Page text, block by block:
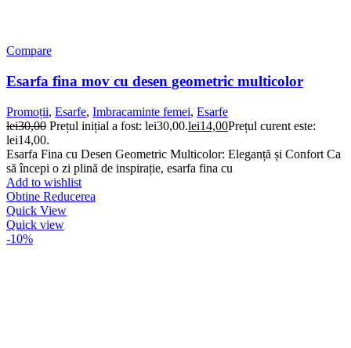
Compare
Esarfa fina mov cu desen geometric multicolor
Promoții, Esarfe, Imbracaminte femei, Esarfe
lei30,00 Prețul inițial a fost: lei30,00.lei14,00Prețul curent este:
lei14,00.
Esarfa Fina cu Desen Geometric Multicolor: Eleganță și Confort Ca
să începi o zi plină de inspirație, esarfa fina cu
Add to wishlist
Obtine Reducerea
Quick View
Quick view
-10%